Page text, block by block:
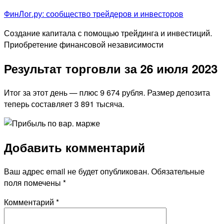
Перейти
содержимому
ФинЛог.ру: сообщество трейдеров и инвесторов
Создание капитала с помощью трейдинга и инвестиций.
Приобретение финансовой независимости
Результат торговли за 26 июля 2023
Итог за этот день — плюс 9 674 рубля. Размер депозита
теперь составляет 3 891 тысяча.
Добавить комментарий
Ваш адрес email не будет опубликован. Обязательные
поля помечены *
Комментарий *